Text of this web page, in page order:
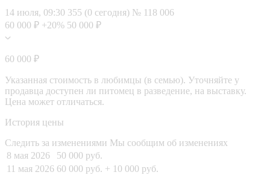
14 июля, 09:30 355 (0 сегодня) № 118 006
60 000 ₽ +20% 50 000 ₽
60 000 ₽
Указанная стоимость в любимцы (в семью). Уточняйте у
продавца доступен ли питомец в разведение, на выставку.
Цена может отличаться.
История цены
Следить за изменениями Мы сообщим об изменениях
8 мая 2026
50 000 руб.
11 мая 2026 60 000 руб. + 10 000 руб.